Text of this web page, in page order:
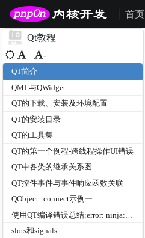
首页
Qt教程
+ -
QT简介
QML与QWidget
QT的下载、安装及环境配置
QT的安装目录
QT的工具集
QT的第一个例程-跨线程操作UI错误
QT中各类的继承关系图
QT控件事件与事件响应函数关联
QObject::connect示例一
slots和signals